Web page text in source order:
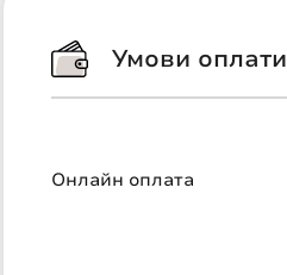
Умови оплати
Онлайн оплата